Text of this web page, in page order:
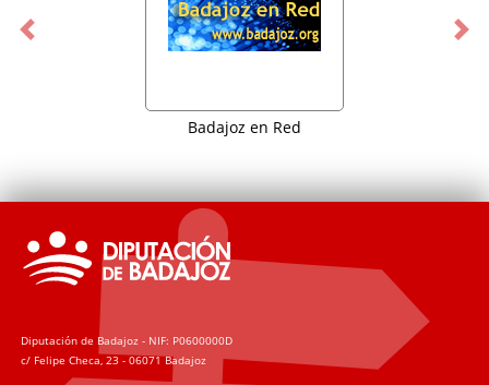
Badajoz en Red
Previous
Diputación de Badajoz - NIF: P0600000D
c/ Felipe Checa, 23 - 06071 Badajoz